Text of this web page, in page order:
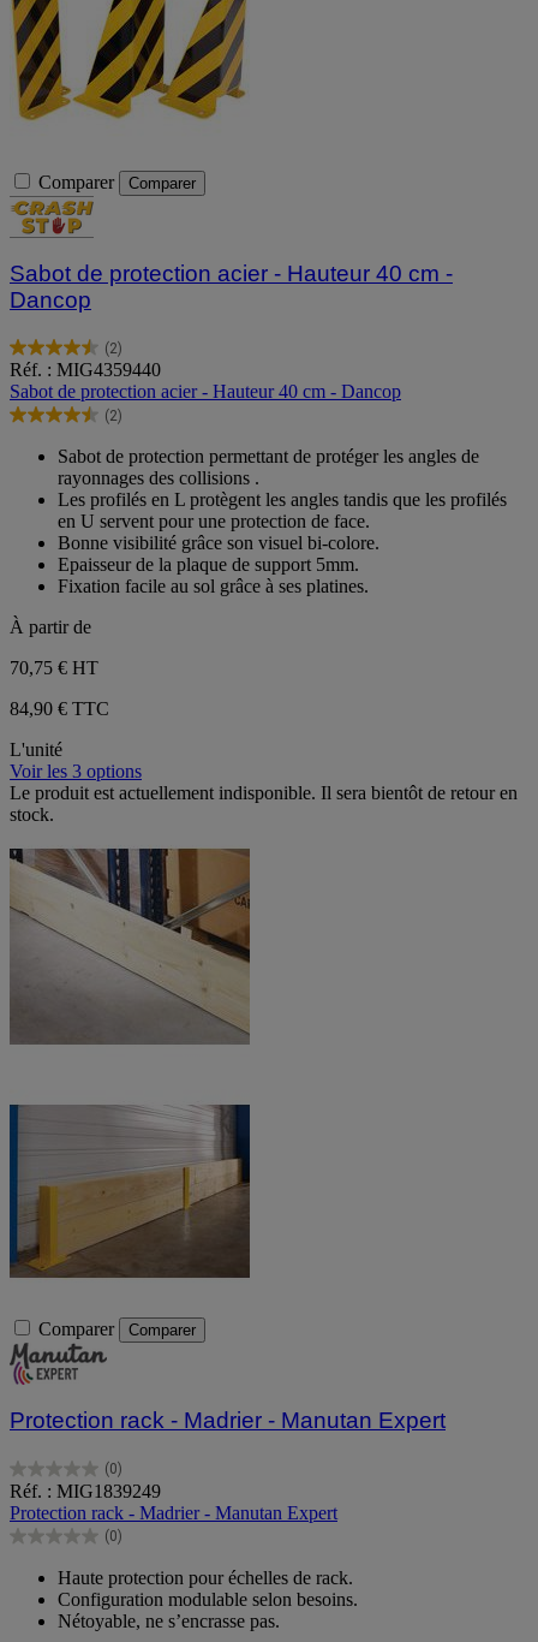
Comparer Comparer
Sabot de protection acier - Hauteur 40 cm -
Dancop
(2)
4.5
sur
5
étoiles.
avis
Réf. : MIG4359440
Sabot de protection acier - Hauteur 40 cm - Dancop
(2)
4.5
étoiles.
Sabot de protection permettant de protéger les angles de
rayonnages des collisions .
Les profilés en L protègent les angles tandis que les profilés
en U servent pour une protection de face.
Bonne visibilité grâce son visuel bi-colore.
Epaisseur de la plaque de support 5mm.
Fixation facile au sol grâce à ses platines.
À partir de
70,75 € HT
84,90 € TTC
L'unité
Voir les 3 options
Le produit est actuellement indisponible. Il sera bientôt de retour en
stock.
Comparer Comparer
Protection rack - Madrier - Manutan Expert
(0)
0.0
sur
5
étoiles.
Réf. : MIG1839249
Protection rack - Madrier - Manutan Expert
(0)
0.0
étoiles.
Haute protection pour échelles de rack.
Configuration modulable selon besoins.
Nétoyable, ne s’encrasse pas.